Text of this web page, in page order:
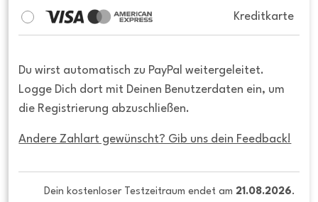
Kreditkarte
Du wirst automatisch zu PayPal weitergeleitet.
Logge Dich dort mit Deinen Benutzerdaten ein, um
die Registrierung abzuschließen.
Andere Zahlart gewünscht? Gib uns dein Feedback!
Dein kostenloser Testzeitraum endet am 21.08.2026.